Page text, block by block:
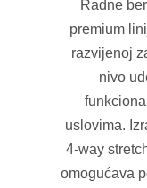
Radne
premium
razvijenoj
nivo
uslovima.
4-way
omogućava